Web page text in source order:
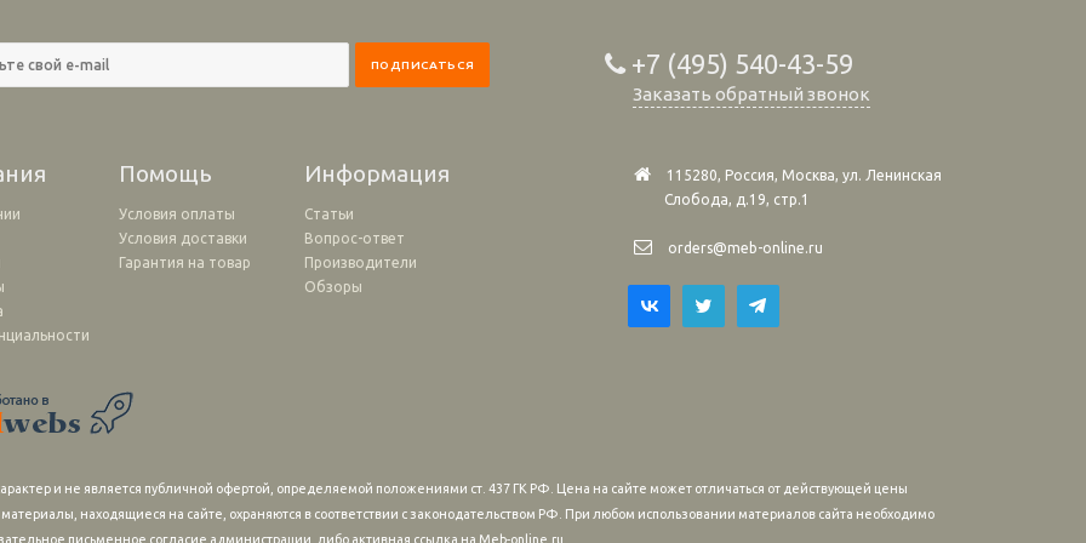
+7 (495) 540-43-59
Заказать обратный звонок
Помощь Информация
Условия оплаты
Условия доставки
Гарантия на товар
Статьи
Вопрос-ответ
Производители
Обзоры
115280, Россия, Москва, ул. Ленинская
Слобода, д.19, стр.1
orders@meb-online.ru
и не является публичной офертой, определяемой положениями ст. 437 ГК РФ. Цена на сайте может отличаться от действующей цены
находящиеся на сайте, охраняются в соответствии с законодательством РФ. При любом использовании материалов сайта необходимо
письменное согласие администрации, либо активная ссылка на Meb-online.ru.